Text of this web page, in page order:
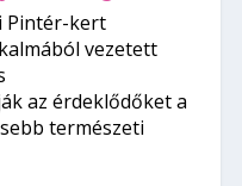
Pintér-kert
vezetett
az érdeklődőket a
természeti